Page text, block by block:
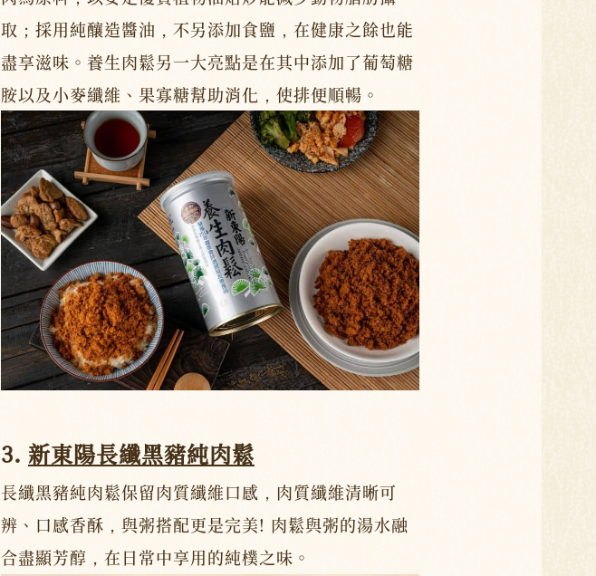
取；採用純釀造醬油，不另添加食鹽，在健康之餘也能
盡享滋味。養生肉鬆另一大亮點是在其中添加了葡萄糖
胺以及小麥纖維、果寡糖幫助消化，使排便順暢。
3. 新東陽長纖黑豬純肉鬆
長纖黑豬純肉鬆保留肉質纖維口感，肉質纖維清晰可
辨、口感香酥，與粥搭配更是完美! 肉鬆與粥的湯水融
合盡顯芳醇，在日常中享用的純樸之味。